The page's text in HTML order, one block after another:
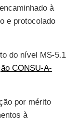
à
e protocolado
do nível MS-5.1
CONSU-A-
por mérito
à